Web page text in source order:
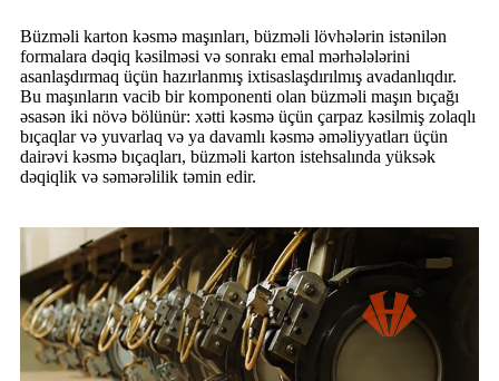
Büzməli karton kəsmə maşınları, büzməli lövhələrin istənilən
formalara dəqiq kəsilməsi və sonrakı emal mərhələlərini
asanlaşdırmaq üçün hazırlanmış ixtisaslaşdırılmış avadanlıqdır.
Bu maşınların vacib bir komponenti olan büzməli maşın bıçağı
əsasən iki növə bölünür: xətti kəsmə üçün çarpaz kəsilmiş zolaqlı
bıçaqlar və yuvarlaq və ya davamlı kəsmə əməliyyatları üçün
dairəvi kəsmə bıçaqları, büzməli karton istehsalında yüksək
dəqiqlik və səmərəlilik təmin edir.